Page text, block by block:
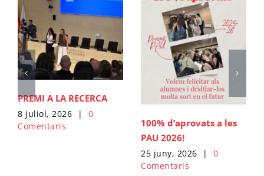
PREMI A LA RECERCA
8 juliol, 2026 |
0
Comentaris
100% d’aprovats a les
PAU 2026!
25 juny, 2026 |
0
Comentaris